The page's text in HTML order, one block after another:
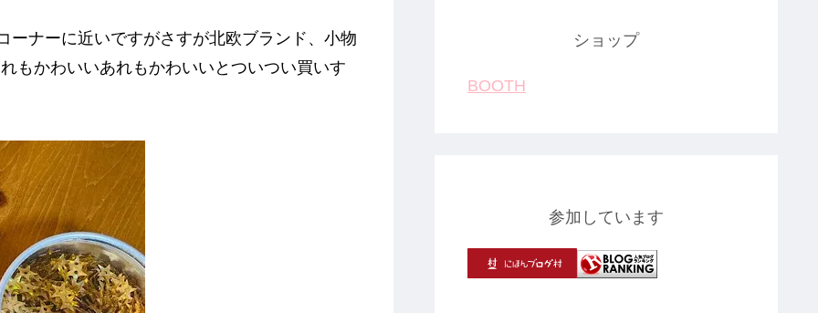
ーナーに近いですがさすが北欧ブランド、小物
もかわいいあれもかわいいとついつい買いす
ショップ
BOOTH
参加しています